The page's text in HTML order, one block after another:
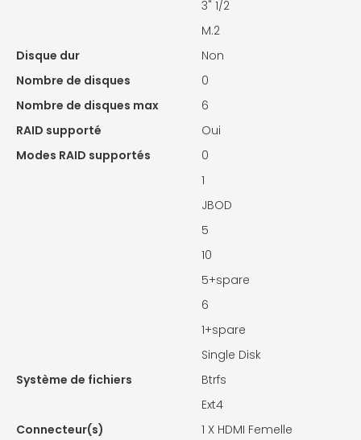
3" 1/2
M.2
Disque dur
Non
Nombre de disques
0
Nombre de disques max
6
RAID supporté
Oui
Modes RAID supportés
0
1
JBOD
5
10
5+spare
6
1+spare
Single Disk
Système de fichiers
Btrfs
Ext4
Connecteur(s)
1 X HDMI Femelle